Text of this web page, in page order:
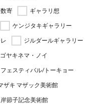
寄
ギャラリ想
ケンジタキギャラリー
ジルダールギャラリー
ヤキネマ・ノイ
フェスティバル/トーキョー
ザキ マザック美術館
節子記念美術館